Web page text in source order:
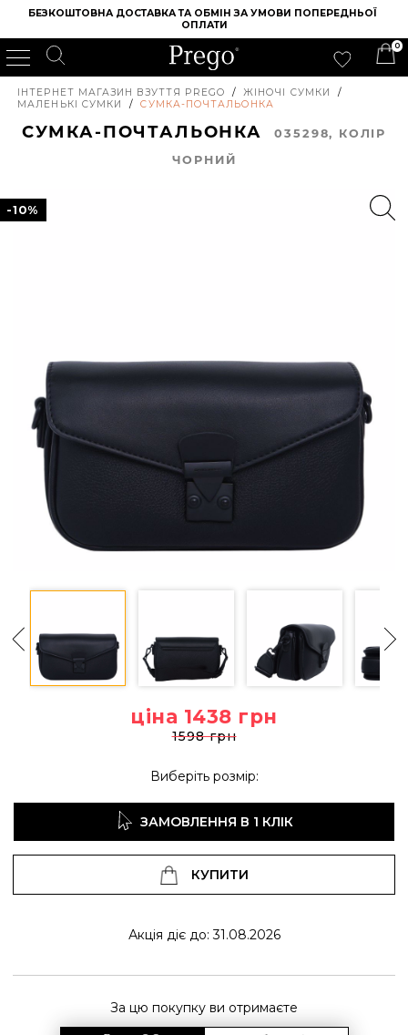
БЕЗКОШТОВНА ДОСТАВКА ТА ОБМІН ЗА УМОВИ ПОПЕРЕДНЬОЇ
ОПЛАТИ
0
ІНТЕРНЕТ МАГАЗИН ВЗУТТЯ PREGO / ЖІНОЧІ СУМКИ
/
МАЛЕНЬКІ СУМКИ
/ СУМКА-ПОЧТАЛЬОНКА
СУМКА-ПОЧТАЛЬОНКА035298, КОЛIР
ЧОРНИЙ
-10%
ціна 1438 грн
1598 грн
Виберіть розмір:
ЗАМОВЛЕННЯ В 1 КЛІК
КУПИТИ
Акція діє до: 31.08.2026
За цю покупку ви отримаєте